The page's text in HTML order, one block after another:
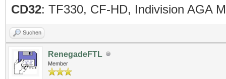
CD32: TF330, CF-HD, Indivision AGA
Suchen
RenegadeFTL
Member